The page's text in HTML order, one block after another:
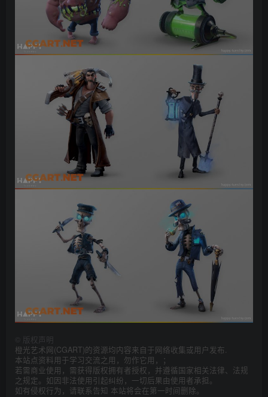
版权声明
橙光艺术网(CGART)的资源均内容来自于网络收集或用户发布.
本站点资料用于学习交流之用，勿作它用，；
若需商业使用，需获得版权拥有者授权，并遵循国家相关法律、法规
之规定。如因非法使用引起纠纷，一切后果由使用者承担。
如有侵权行为，请联系告知 本站将会在第一时间删除。